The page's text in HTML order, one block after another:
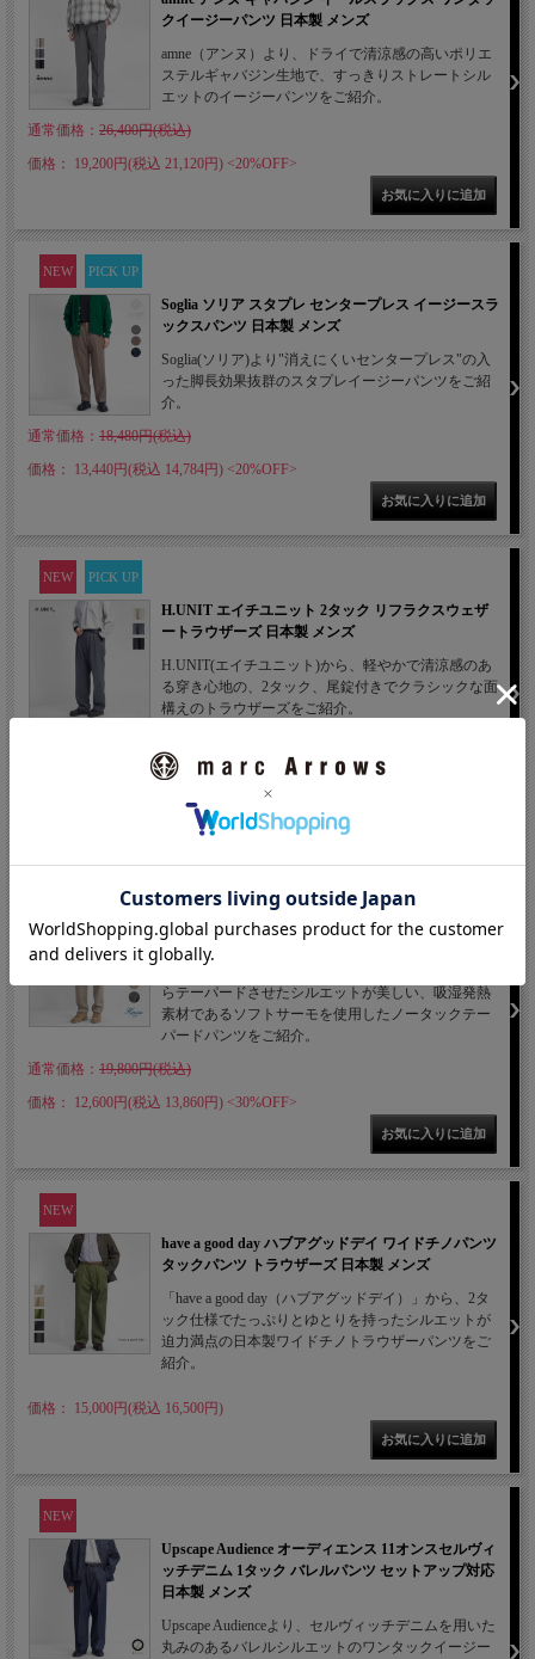
クイージーパンツ 日本製 メンズ
amne（アンヌ）より、ドライで清涼感の高いポリエ
ステルギャバジン生地で、すっきりストレートシル
エットのイージーパンツをご紹介。
通常価格： 26,400円(税込)
価格： 19,200円(税込 21,120円) <20%OFF>
NEW PICK UP
Soglia ソリア スタプレ センタープレス イージースラ
ックスパンツ 日本製 メンズ
Soglia(ソリア)より"消えにくいセンタープレス"の入
った脚長効果抜群のスタプレイージーパンツをご紹
介。
通常価格： 18,480円(税込)
価格： 13,440円(税込 14,784円) <20%OFF>
NEW PICK UP
H.UNIT エイチユニット 2タック リフラクスウェザ
ートラウザーズ 日本製 メンズ
H.UNIT(エイチユニット)から、軽やかで清涼感のあ
る穿き心地の、2タック、尾錠付きでクラシックな面
構えのトラウザーズをご紹介。
価格： 15,400円(税込 16,940円)<30%OFF>
ンツ 日本製 メンズ
らテーパードさせたシルエットが美しい、吸湿発熱
素材であるソフトサーモを使用したノータックテー
パードパンツをご紹介。
通常価格： 19,800円(税込)
価格： 12,600円(税込 13,860円) <30%OFF>
NEW
have a good day ハブアグッドデイ ワイドチノパンツ
タックパンツ トラウザーズ 日本製 メンズ
「have a good day（ハブアグッドデイ）」から、2タ
ック仕様でたっぷりとゆとりを持ったシルエットが
迫力満点の日本製ワイドチノトラウザーパンツをご
紹介。
価格： 15,000円(税込 16,500円)
NEW
Upscape Audience オーディエンス 11オンスセルヴィ
ッチデニム 1タック バレルパンツ セットアップ対応
日本製 メンズ
Upscape Audienceより、セルヴィッチデニムを用いた
丸みのあるバレルシルエットのワンタックイージー